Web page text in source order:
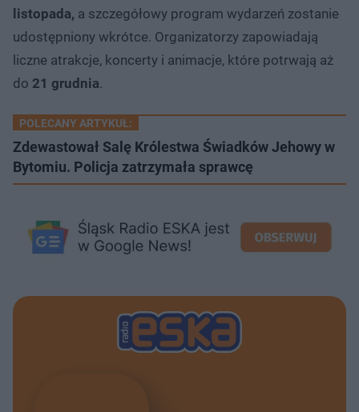
listopada, a szczegółowy program wydarzeń zostanie
udostępniony wkrótce. Organizatorzy zapowiadają
liczne atrakcje, koncerty i animacje, które potrwają aż
do 21 grudnia.
POLECANY ARTYKUŁ:
Zdewastował Salę Królestwa Świadków Jehowy w
Bytomiu. Policja zatrzymała sprawcę